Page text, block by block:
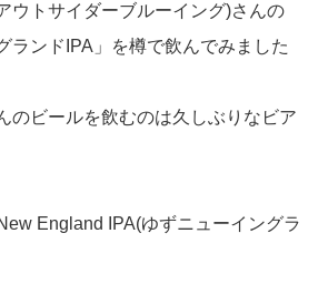
ウトサイダーブルーイング)さんの
ランドIPA」を樽で飲んでみました
のビールを飲むのは久しぶりなビア
England IPA(ゆずニューイングラ